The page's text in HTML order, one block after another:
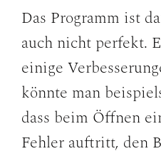
Das Programm ist
auch nicht perfekt.
einige
könnte man
dass beim Öffnen
Fehler auftritt, den